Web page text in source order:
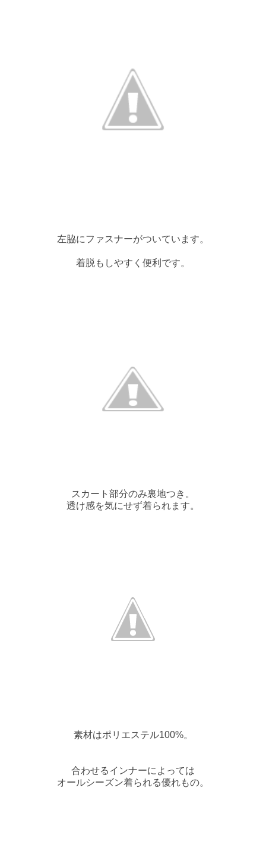
左脇にファスナーがついています。
着脱もしやすく便利です。
スカート部分のみ裏地つき。
透け感を気にせず着られます。
素材はポリエステル100%。
合わせるインナーによっては
オールシーズン着られる優れもの。